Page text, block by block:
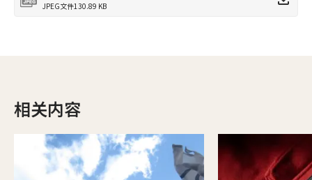
JPEG文件130.89 KB
相关内容